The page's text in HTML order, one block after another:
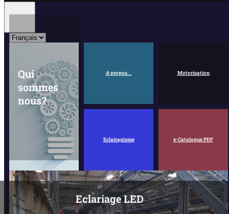
Qui
sommes
nous?
A propos... Motorisation
Eclairagisme e-Catalogue PDF
Eclariage LED